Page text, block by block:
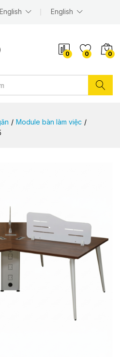
English English
0 0 0
/ Module bàn làm việc /